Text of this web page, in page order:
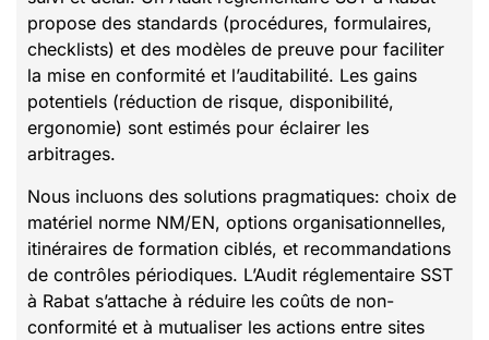
propose des standards (procédures, formulaires,
checklists) et des modèles de preuve pour faciliter
la mise en conformité et l’auditabilité. Les gains
potentiels (réduction de risque, disponibilité,
ergonomie) sont estimés pour éclairer les
arbitrages.
Nous incluons des solutions pragmatiques: choix de
matériel norme NM/EN, options organisationnelles,
itinéraires de formation ciblés, et recommandations
de contrôles périodiques. L’Audit réglementaire SST
à Rabat s’attache à réduire les coûts de non-
conformité et à mutualiser les actions entre sites